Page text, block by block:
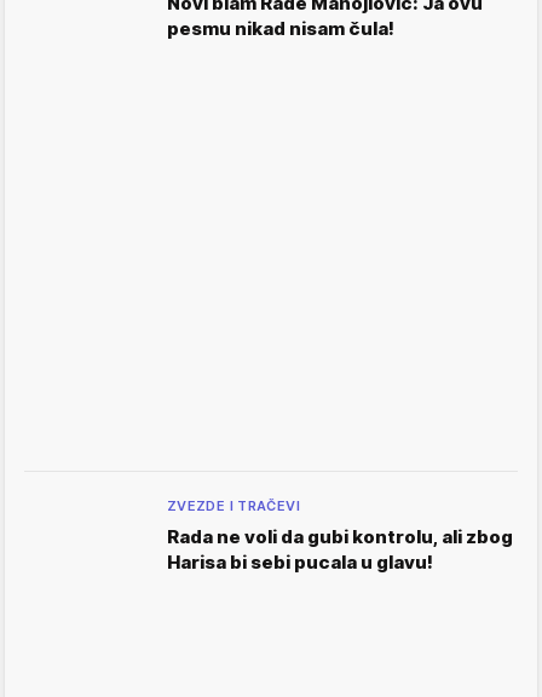
pesmu nikad nisam čula!
ZVEZDE I TRAČEVI
Rada ne voli da gubi kontrolu, ali zbog
Harisa bi sebi pucala u glavu!